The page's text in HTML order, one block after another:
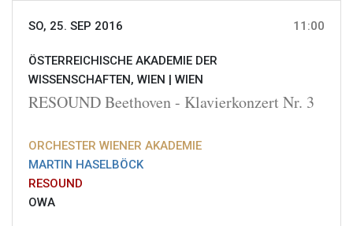
SO, 25. SEP 2016 11:00
ÖSTERREICHISCHE AKADEMIE DER
WISSENSCHAFTEN, WIEN | WIEN
RESOUND Beethoven - Klavierkonzert Nr. 3
ORCHESTER WIENER AKADEMIE
MARTIN HASELBÖCK
RESOUND
OWA